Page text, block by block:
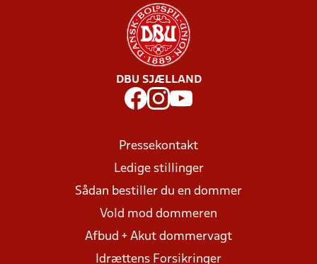
DBU SJÆLLAND
Pressekontakt
Ledige stillinger
Sådan bestiller du en dommer
Vold mod dommeren
Afbud + Akut dommervagt
Idrættens Forsikringer